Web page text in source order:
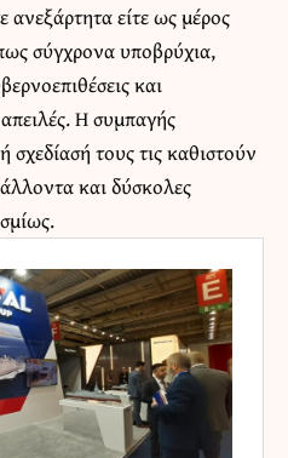
είτε ως μέρος
σύγχρονα υποβρύχια,
και
Η συμπαγής
τους τις καθιστούν
και δύσκολες